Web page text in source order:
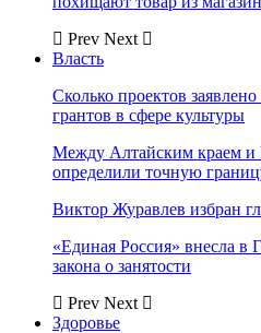
Prev Next
Власть
Сколько проектов
грантов в сфере культуры
Между Алтайским краем и
определили точную
Виктор Журавлев избран
«Единая Россия» внесла
закона о занятости
Prev Next
Здоровье